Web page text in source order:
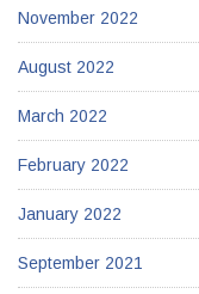
November 2022
August 2022
March 2022
February 2022
January 2022
September 2021